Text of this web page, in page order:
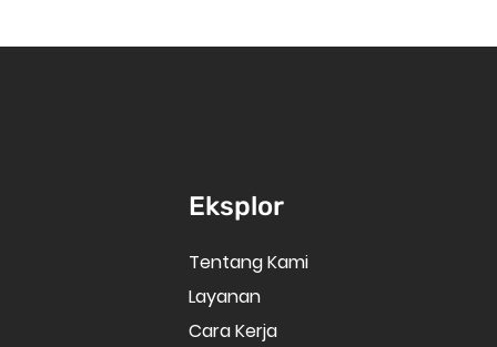
Eksplor
Tentang Kami
Layanan
Cara Kerja